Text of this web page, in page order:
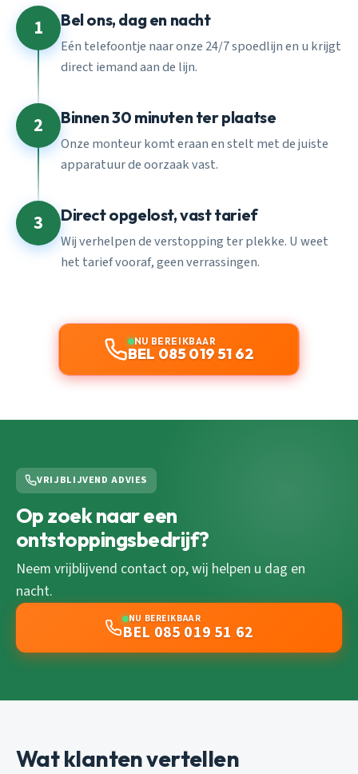
1 Bel ons, dag en nacht
Eén telefoontje naar onze 24/7 spoedlijn en u krijgt
direct iemand aan de lijn.
2 Binnen 30 minuten ter plaatse
Onze monteur komt eraan en stelt met de juiste
apparatuur de oorzaak vast.
3 Direct opgelost, vast tarief
Wij verhelpen de verstopping ter plekke. U weet
het tarief vooraf, geen verrassingen.
NU BEREIKBAAR
BEL 085 019 51 62
VRIJBLIJVEND ADVIES
Op zoek naar een
ontstoppingsbedrijf?
Neem vrijblijvend contact op, wij helpen u dag en
nacht.
NU BEREIKBAAR
BEL 085 019 51 62
Wat klanten vertellen